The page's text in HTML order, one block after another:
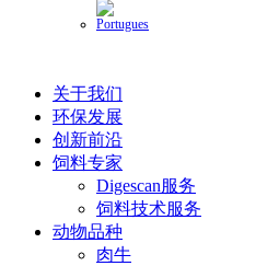
关于我们
环保发展
创新前沿
饲料专家
Digescan服务
饲料技术服务
动物品种
肉牛